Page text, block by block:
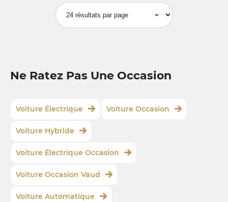
Ne Ratez Pas Une Occasion
Voiture Électrique Voiture Occasion
Voiture Hybride
Voiture Électrique Occasion
Voiture Occasion Vaud
Voiture Automatique